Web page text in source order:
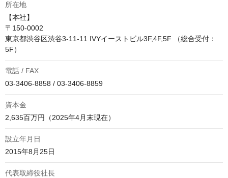
所在地
【本社】
〒150-0002
東京都渋谷区渋谷3-11-11 IVYイーストビル3F,4F,5F （総合受付：
5F）
電話 / FAX
03-3406-8858 / 03-3406-8859
資本金
2,635百万円（2025年4月末現在）
設立年月日
2015年8月25日
代表取締役社長